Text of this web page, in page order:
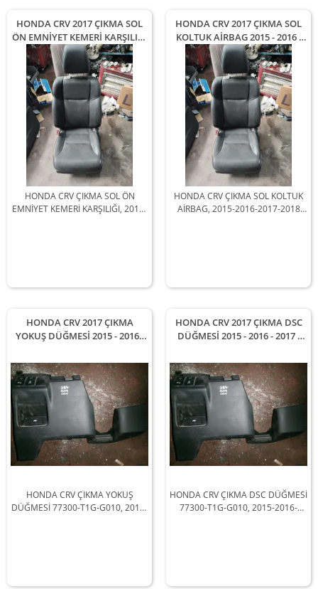
HONDA CRV 2017 ÇIKMA SOL
ÖN EMNİYET KEMERİ KARŞILIĞI
2015 - 2016 - 2017 - 2018 Arası
Modellerle Uyumludur
HONDA CRV ÇIKMA SOL ÖN
EMNİYET KEMERİ KARŞILIĞI, 2015-
HONDA CRV 2017 ÇIKMA SOL
KOLTUK AİRBAG 2015 - 2016 -
2017 - 2018 Arası Modellerle
Uyumludur
HONDA CRV ÇIKMA SOL KOLTUK
AİRBAG, 2015-2016-2017-2018
HONDA CRV 2017 ÇIKMA
YOKUŞ DÜĞMESİ 2015 - 2016 -
Uyumludur
HONDA CRV ÇIKMA YOKUŞ
DÜĞMESİ 77300-T1G-G010, 2015-
HONDA CRV 2017 ÇIKMA DSC
DÜĞMESİ 2015 - 2016 - 2017 -
Uyumludur
HONDA CRV ÇIKMA DSC DÜĞMESİ
77300-T1G-G010, 2015-2016-